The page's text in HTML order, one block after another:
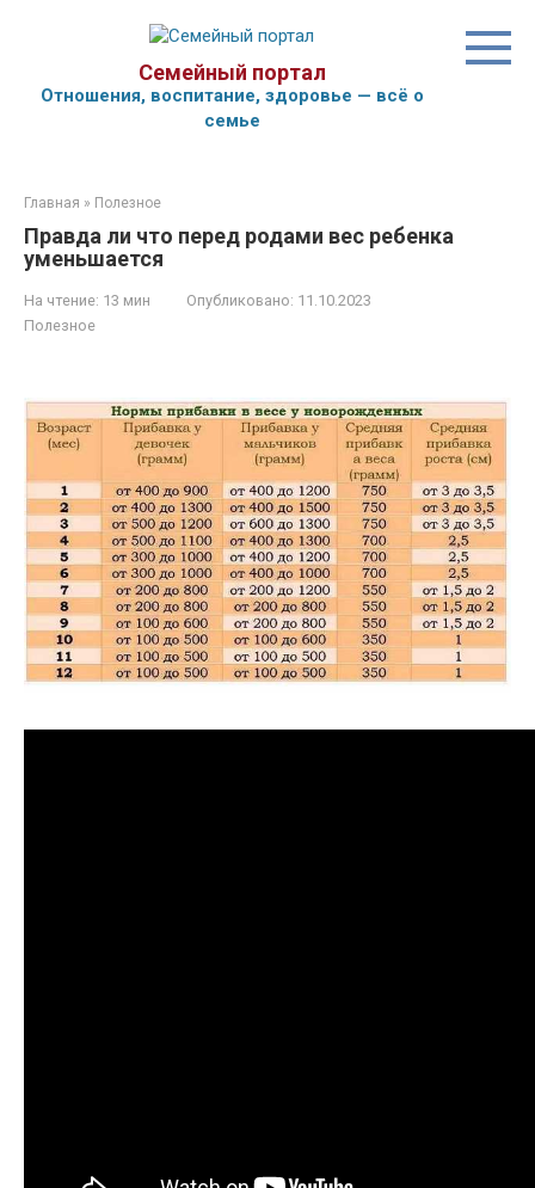
Семейный портал
Отношения, воспитание, здоровье — всё о
семье
Главная » Полезное
Правда ли что перед родами вес ребенка
уменьшается
На чтение: 13 мин Опубликовано: 11.10.2023
Полезное